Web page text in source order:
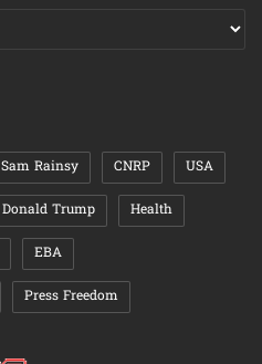
Sam Rainsy CNRP USA
Donald Trump Health
EBA
Press Freedom